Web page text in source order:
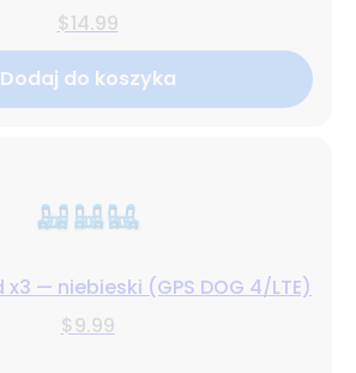
$14.99
Dodaj do koszyka
— niebieski (GPS DOG 4/LTE)
$9.99